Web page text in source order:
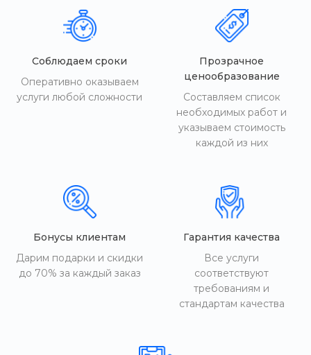
Соблюдаем сроки
Оперативно оказываем
услуги любой сложности
Прозрачное
ценообразование
Составляем список
необходимых работ и
указываем стоимость
каждой из них
Бонусы клиентам
Дарим подарки и скидки
до 70% за каждый заказ
Гарантия качества
Все услуги
соответствуют
требованиям и
стандартам качества